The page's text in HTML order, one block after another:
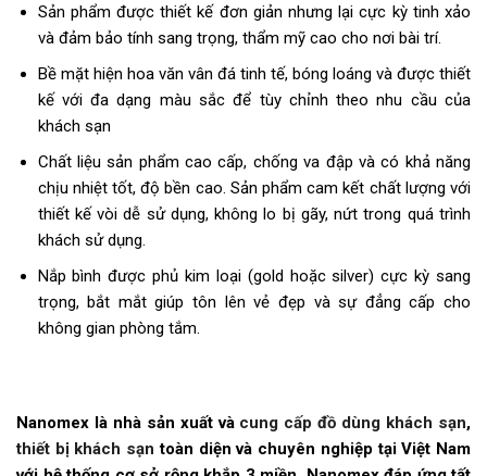
Sản phẩm được thiết kế đơn giản nhưng lại cực kỳ tinh xảo
và đảm bảo tính sang trọng, thẩm mỹ cao cho nơi bài trí.
Bề mặt hiện hoa văn vân đá tinh tế, bóng loáng và được thiết
kế với đa dạng màu sắc để tùy chỉnh theo nhu cầu của
khách sạn
Chất liệu sản phẩm cao cấp, chống va đập và có khả năng
chịu nhiệt tốt, độ bền cao. Sản phẩm cam kết chất lượng với
thiết kế vòi dễ sử dụng, không lo bị gãy, nứt trong quá trình
khách sử dụng.
Nắp bình được phủ kim loại (gold hoặc silver) cực kỳ sang
trọng, bắt mắt giúp tôn lên vẻ đẹp và sự đẳng cấp cho
không gian phòng tắm.
Nanomex là nhà sản xuất và cung cấp đồ dùng khách sạn,
thiết bị khách sạn toàn diện và chuyên nghiệp tại Việt Nam